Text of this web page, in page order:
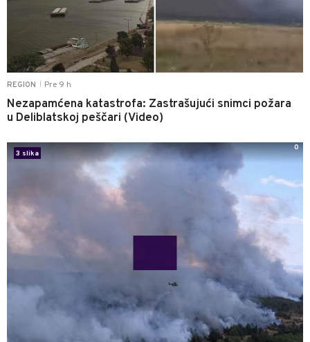
REGION Pre 9 h
Nezapamćena katastrofa: Zastrašujući snimci požara
u Deliblatskoj peščari (Video)
3 slika
0